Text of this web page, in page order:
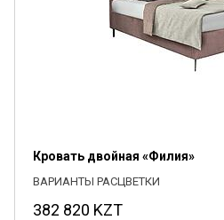
Кровать двойная «Филия»
ВАРИАНТЫ РАСЦВЕТКИ
382 820 KZT